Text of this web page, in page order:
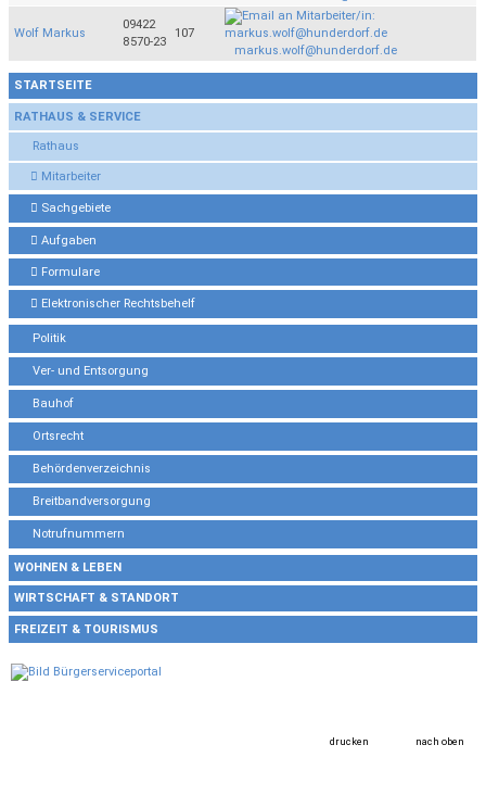
STARTSEITE
RATHAUS & SERVICE
Rathaus
Mitarbeiter
Sachgebiete
Aufgaben
Formulare
Elektronischer Rechtsbehelf
Politik
Ver- und Entsorgung
Bauhof
Ortsrecht
Behördenverzeichnis
Breitbandversorgung
Notrufnummern
WOHNEN & LEBEN
WIRTSCHAFT & STANDORT
FREIZEIT & TOURISMUS
Wolf Markus
09422
8570-23
107
markus.wolf@hunderdorf.de
drucken nach oben